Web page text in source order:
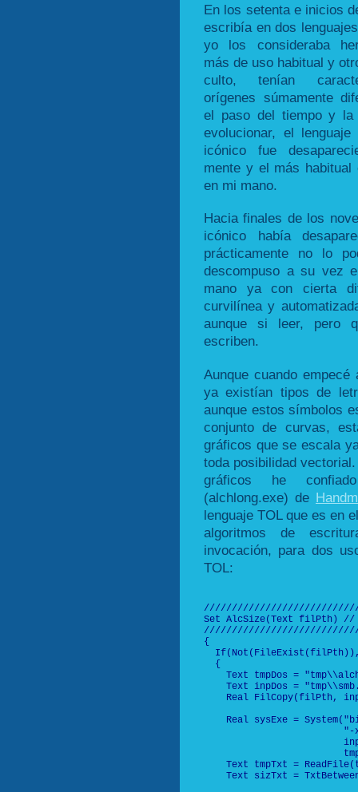
En los setenta e inicios
escribía en dos
yo los consideraba
más de uso habitual y
culto, tenían
orígenes súmamente
el paso del tiempo y la
evolucionar, el
icónico fue
mente y el más habitual
en mi mano.
Hacia finales de los
icónico había
prácticamente no lo
descompuso a su vez
mano ya con cierta
curvilínea y
aunque si leer, pero
escriben.
Aunque cuando
ya existían tipos de
aunque estos símbolos
conjunto de curvas,
gráficos que se escala
toda posibilidad
gráficos he
(alchlong.exe) de
lenguaje TOL que es en
algoritmos de
invocación, para dos
TOL:
Set AlcSize(Text filPth) //
{
  {
Text tmpDos =
Text inpDos =
Real FilCopy(filPth,
Real sysExe =
Text tmpTxt =
Text sizTxt =